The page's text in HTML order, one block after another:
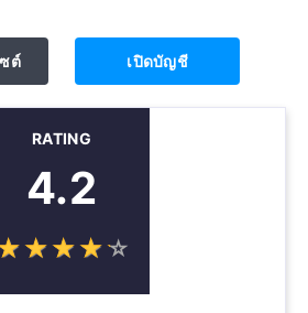
ต์ เปิดบัญชี
RATING
4.2
☆☆☆☆
★★★★